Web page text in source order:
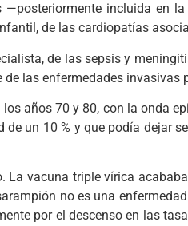
incluida en
de las cardiopatías
de las sepsis y
las enfermedades invasivas
años 70 y 80, con la onda
un 10 % y que podía dejar
vacuna triple vírica
no es una
por el descenso en las